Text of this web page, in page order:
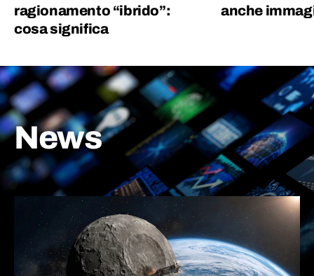
ragionamento “ibrido”:
cosa significa
anche
News